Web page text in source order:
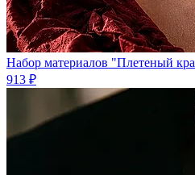
Набор материалов "Плетеный
913 ₽